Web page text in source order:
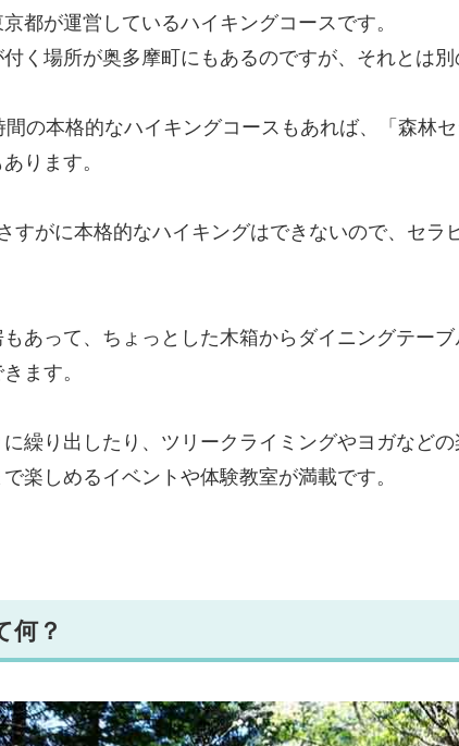
都が運営しているハイキングコースです。
く場所が奥多摩町にもあるのですが、それとは別
の本格的なハイキングコースもあれば、「森林
ります。
すがに本格的なハイキングはできないので、セラ
あって、ちょっとした木箱からダイニングテー
ます。
繰り出したり、ツリークライミングやヨガなど
楽しめるイベントや体験教室が満載です。
何？